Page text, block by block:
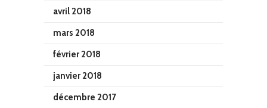
avril 2018
mars 2018
février 2018
janvier 2018
décembre 2017